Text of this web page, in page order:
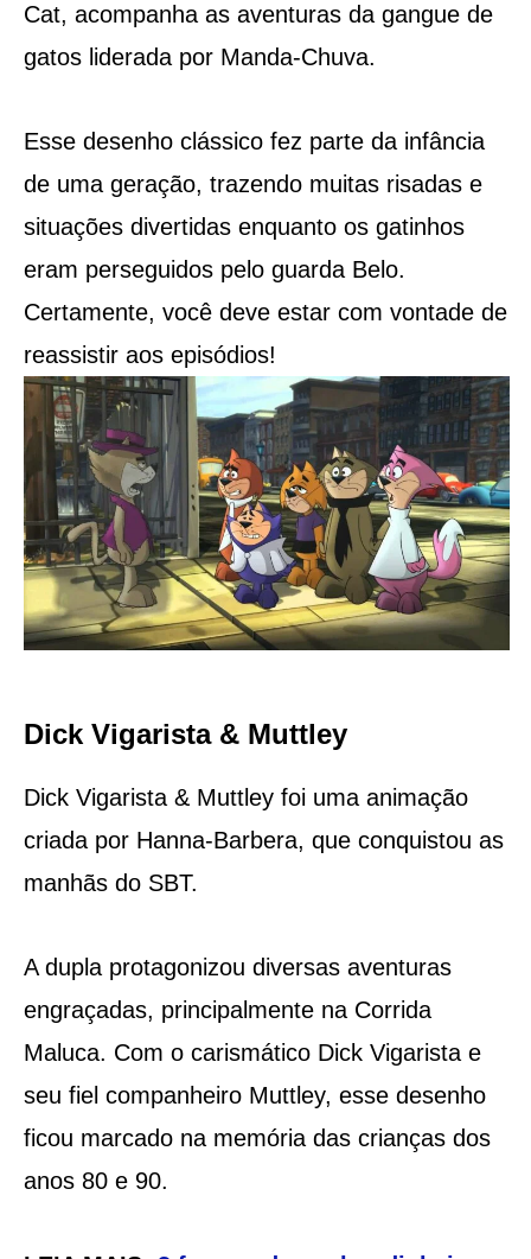
Cat, acompanha as aventuras da gangue de
gatos liderada por Manda-Chuva.
Esse desenho clássico fez parte da infância
de uma geração, trazendo muitas risadas e
situações divertidas enquanto os gatinhos
eram perseguidos pelo guarda Belo.
Certamente, você deve estar com vontade de
reassistir aos episódios!
Dick Vigarista & Muttley
Dick Vigarista & Muttley foi uma animação
criada por Hanna-Barbera, que conquistou as
manhãs do SBT.
A dupla protagonizou diversas aventuras
engraçadas, principalmente na Corrida
Maluca. Com o carismático Dick Vigarista e
seu fiel companheiro Muttley, esse desenho
ficou marcado na memória das crianças dos
anos 80 e 90.